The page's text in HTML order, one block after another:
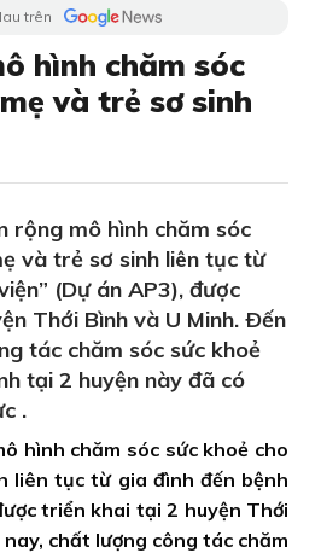
trên
hình chăm sóc
và trẻ sơ sinh
rộng mô hình chăm sóc
và trẻ sơ sinh liên tục từ
(Dự án AP3), được
Thới Bình và U Minh. Ðến
tác chăm sóc sức khoẻ
tại 2 huyện này đã có
.
hình chăm sóc sức khoẻ cho
liên tục từ gia đình đến bệnh
triển khai tại 2 huyện Thới
chất lượng công tác chăm